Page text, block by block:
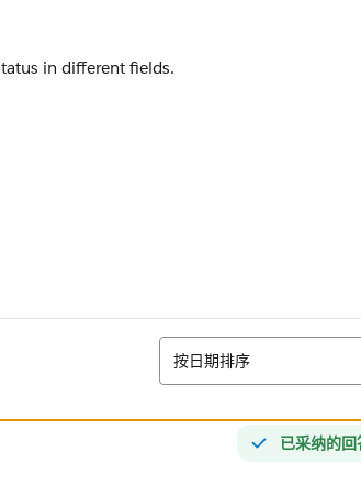
in different fields.
排序
按日期排序
已采纳的回